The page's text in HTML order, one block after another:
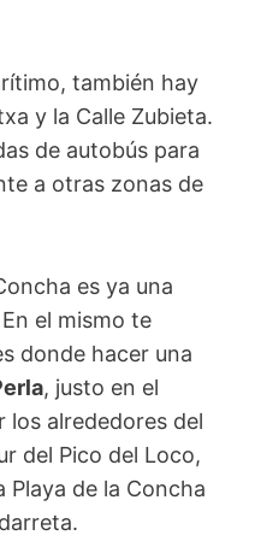
también hay
y la Calle Zubieta.
de autobús para
a otras zonas de
es ya una
el mismo te
donde hacer una
, justo en el
los alrededores del
del Pico del Loco,
Playa de la Concha